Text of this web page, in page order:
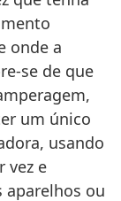
onde a
se de que
um único
usando
vez e
aparelhos ou